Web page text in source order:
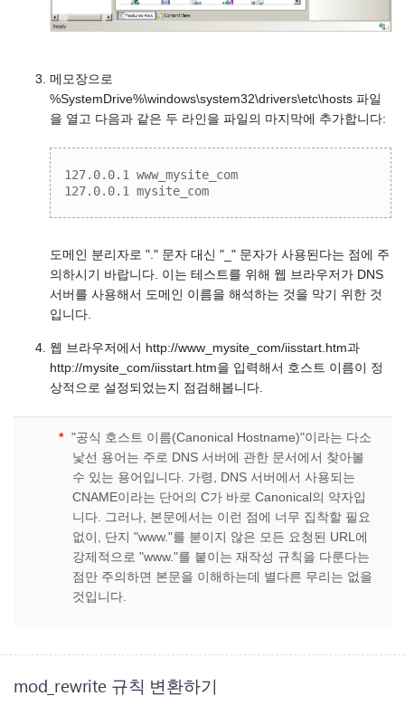
메모장으로
%SystemDrive%\windows\system32\drivers\etc\hosts 파일
을 열고 다음과 같은 두 라인을 파일의 마지막에 추가합니다:
127.0.0.1 www_mysite_com
127.0.0.1 mysite_com
도메인 분리자로 "." 문자 대신 "_" 문자가 사용된다는 점에 주
의하시기 바랍니다. 이는 테스트를 위해 웹 브라우저가 DNS
서버를 사용해서 도메인 이름을 해석하는 것을 막기 위한 것
입니다.
웹 브라우저에서 http://www_mysite_com/iisstart.htm과
http://mysite_com/iisstart.htm을 입력해서 호스트 이름이 정
상적으로 설정되었는지 점검해봅니다.
* "공식 호스트 이름(Canonical Hostname)"이라는 다소
낯선 용어는 주로 DNS 서버에 관한 문서에서 찾아볼
수 있는 용어입니다. 가령, DNS 서버에서 사용되는
CNAME이라는 단어의 C가 바로 Canonical의 약자입
니다. 그러나, 본문에서는 이런 점에 너무 집착할 필요
없이, 단지 "www."를 붇이지 않은 모든 요청된 URL에
강제적으로 "www."를 붙이는 재작성 규칙을 다룬다는
점만 주의하면 본문을 이해하는데 별다른 무리는 없을
것입니다.
mod_rewrite 규칙 변환하기